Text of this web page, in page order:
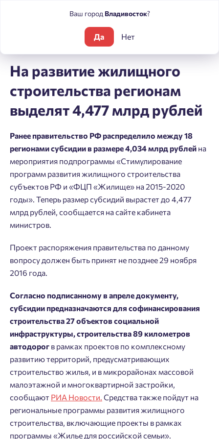
На развитие жилищного строительства
На развитие жилищного
строительства регионам
выделят 4,477 млрд рублей
Ранее правительство РФ распределило между 18
регионами субсидии в размере 4,034 млрд рублей на
мероприятия подпрограммы «Стимулирование
программ развития жилищного строительства
субъектов РФ и «ФЦП «Жилище» на 2015-2020
годы». Теперь размер субсидий вырастет до 4,477
млрд рублей, сообщается на сайте кабинета
министров.
Проект распоряжения правительства по данному
вопросу должен быть принят не позднее 29 ноября
2016 года.
Согласно подписанному в апреле документу,
субсидии предназначаются для софинансирования
строительства 27 объектов социальной
инфраструктуры, строительства 89 километров
автодорог в рамках проектов по комплексному
развитию территорий, предусматривающих
строительство жилья, и в микрорайонах массовой
малоэтажной и многоквартирной застройки,
сообщают РИА Новости. Средства также пойдут на
региональные программы развития жилищного
строительства, включающие проекты в рамках
программы «Жилье для российской семьи».
Пожалуйста, оставьте ваши контакты и мы вам
перезвоним.
Имя
Добро пожаловать в личный
кабинет
Добавляйте планировки в избранное
Делитесь подборками
Выбор города
Краснодар
Пермь
Нет времени выбирать?
Ваш город Владивосток?
Да Нет